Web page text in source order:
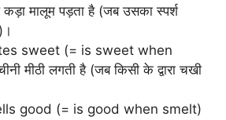
मालूम पड़ता है (जब उसका स्पर्श
sweet (= is sweet when
मीठी लगती है (जब किसी के द्वारा चखी
good (= is good when smelt)